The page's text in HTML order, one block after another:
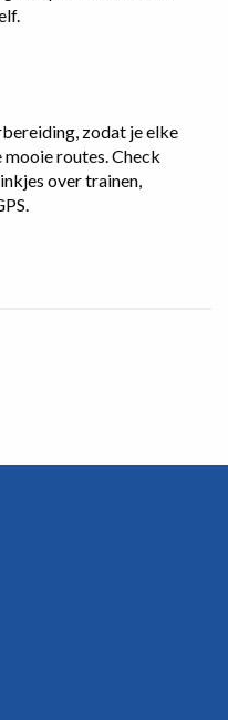
zodat je elke
routes. Check
over trainen,